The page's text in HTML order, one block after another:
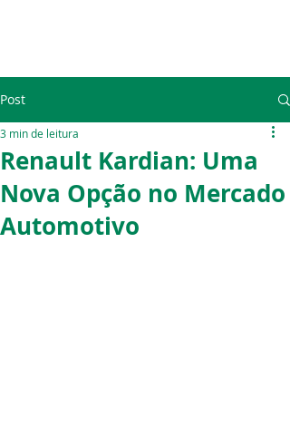
Post
Renault Kardian: Uma
Nova Opção no Mercado
Automotivo
3 min de leitura